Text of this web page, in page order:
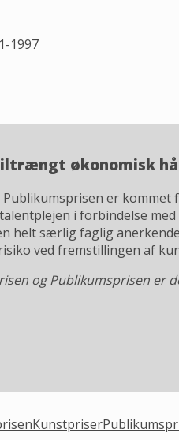
1997
økonomisk
er
i forbindelse med
helt særlig faglig
ved fremstillingen af
og Publikumsprisen er
Kunstpriser